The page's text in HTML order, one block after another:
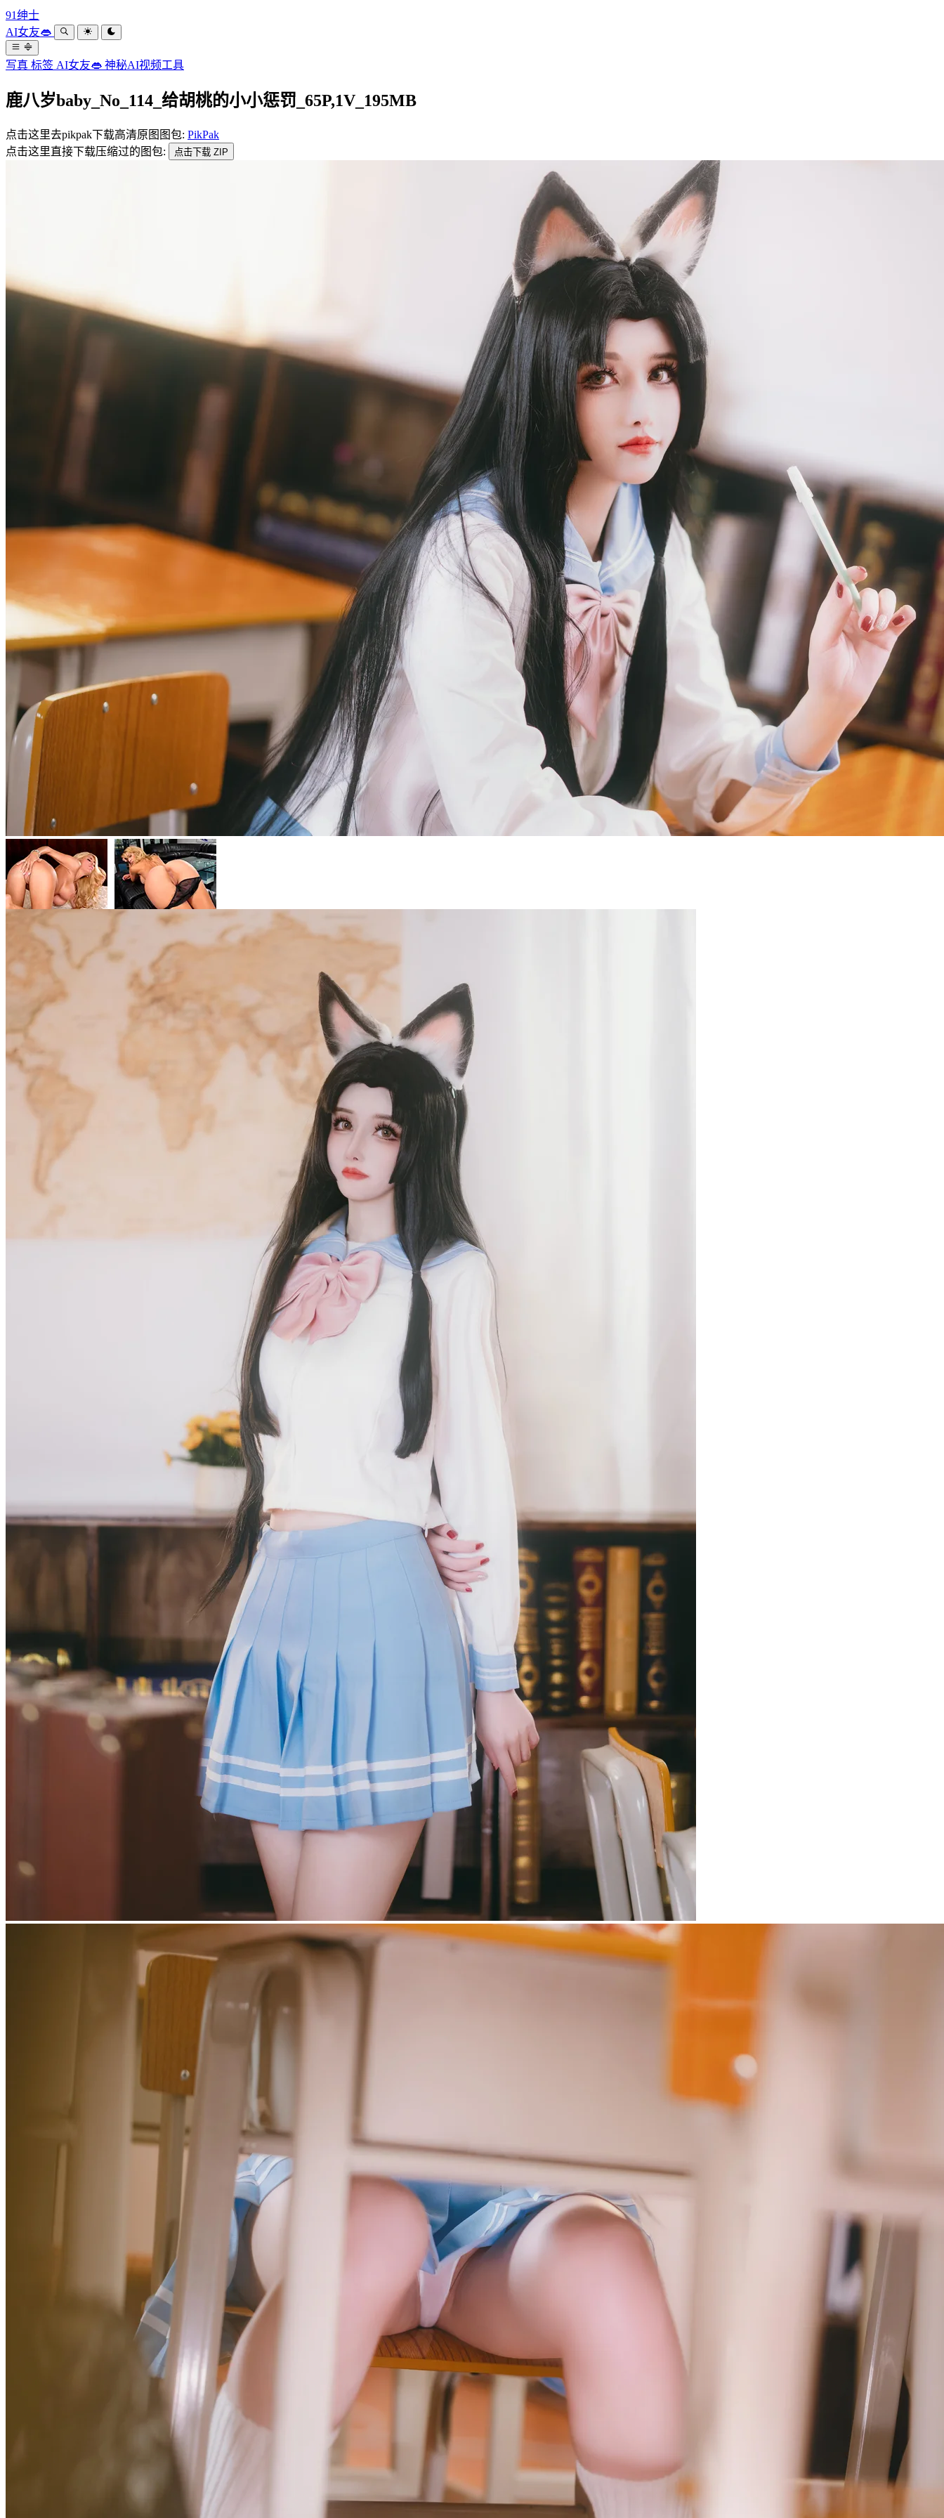
91绅士
AI女友👄
写真 标签 AI女友👄 神秘AI视频工具
鹿八岁baby_No_114_给胡桃的小小惩罚_65P,1V_195MB
点击这里去pikpak下载高清原图图包: PikPak
点击这里直接下载压缩过的图包:
点击下载 ZIP